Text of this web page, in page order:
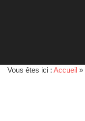
Vous êtes ici : Accueil »